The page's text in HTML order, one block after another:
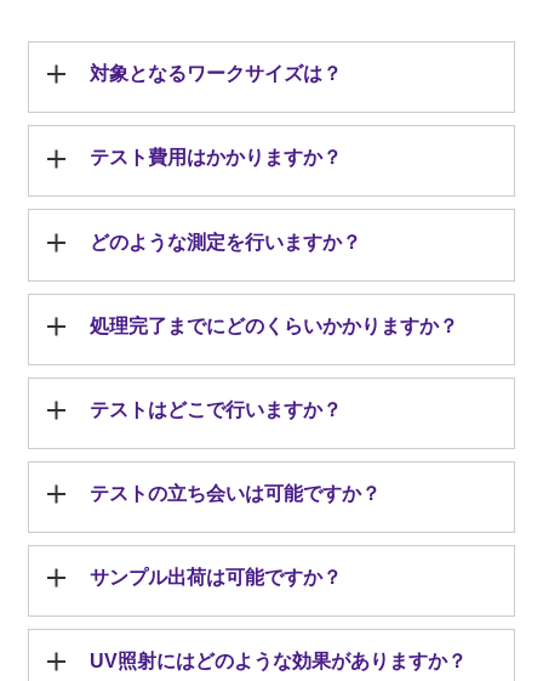
対象となるワークサイズは？
テスト費用はかかりますか？
どのような測定を行いますか？
処理完了までにどのくらいかかりますか？
テストはどこで行いますか？
テストの立ち会いは可能ですか？
サンプル出荷は可能ですか？
UV照射にはどのような効果がありますか？